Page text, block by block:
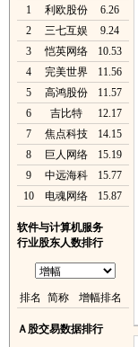
1
利欧股份
6.26
2
三七互娱
9.24
3
恺英网络
10.53
4
完美世界
11.56
5
高鸿股份
11.57
6
吉比特
12.17
7
焦点科技
14.15
8
巨人网络
15.19
9
中远海科
15.77
10
电魂网络 15.87
软件与计算机服务
行业股东人数排行
排名 简称 增幅排名
Ａ股交易数据排行